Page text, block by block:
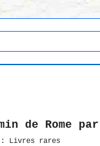
de Rome
: Livres rares